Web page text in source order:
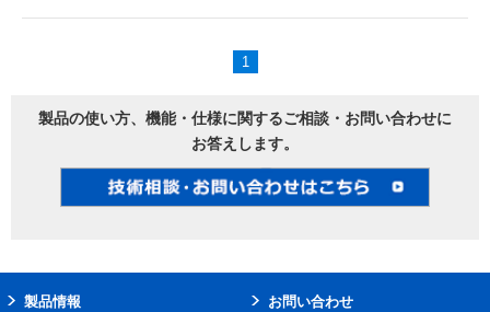
1
製品の使い方、機能・仕様に関するご相談・お問い合わせに
お答えします。
製品情報
お問い合わせ